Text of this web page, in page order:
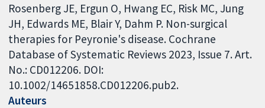
Rosenberg JE, Ergun O, Hwang EC, Risk MC, Jung
JH, Edwards ME, Blair Y, Dahm P. Non-surgical
therapies for Peyronie's disease. Cochrane
Database of Systematic Reviews 2023, Issue 7. Art.
No.: CD012206. DOI:
10.1002/14651858.CD012206.pub2.
Auteurs